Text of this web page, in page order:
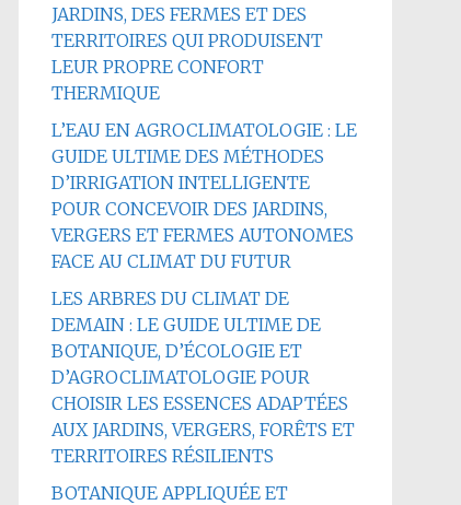
JARDINS, DES FERMES ET DES
TERRITOIRES QUI PRODUISENT
LEUR PROPRE CONFORT
THERMIQUE
L’EAU EN AGROCLIMATOLOGIE : LE
GUIDE ULTIME DES MÉTHODES
D’IRRIGATION INTELLIGENTE
POUR CONCEVOIR DES JARDINS,
VERGERS ET FERMES AUTONOMES
FACE AU CLIMAT DU FUTUR
LES ARBRES DU CLIMAT DE
DEMAIN : LE GUIDE ULTIME DE
BOTANIQUE, D’ÉCOLOGIE ET
D’AGROCLIMATOLOGIE POUR
CHOISIR LES ESSENCES ADAPTÉES
AUX JARDINS, VERGERS, FORÊTS ET
TERRITOIRES RÉSILIENTS
BOTANIQUE APPLIQUÉE ET